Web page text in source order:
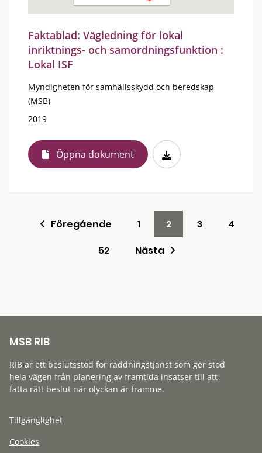
Faktablad: Vägledning för lokal
inriktnings- och samordningsfunktion :
Lokal ISF
Myndigheten för samhällsskydd och beredskap
(MSB)
2019
Öppna dokument
Föregående 1 2 3
4
52
Nästa
MSB RIB
RIB är ett beslutsstöd för räddningstjänst som ger stöd
hela vägen från planering av framtida insatser till att
fatta rätt beslut när olyckan är framme.
Tillgänglighet
Cookies